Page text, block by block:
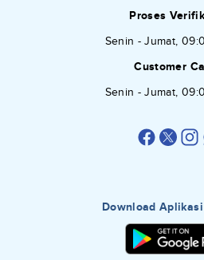
Proses
Senin - Jumat,
Customer
Senin - Jumat,
Download